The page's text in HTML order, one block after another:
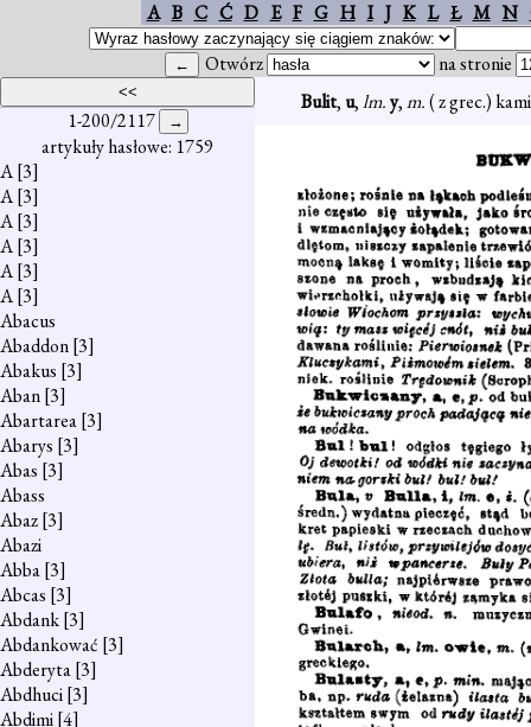
A B C Ć D E F G H I J K L Ł M N
Otwórz na stronie
1-200/2117
artykuły hasłowe: 1759
A[3]
A[3]
A[3]
A[3]
A[3]
A[3]
Abacus
Abaddon[3]
Abakus [3]
Aban[3]
Abartarea[3]
Abarys [3]
Abas [3]
Abass
Abaz[3]
Abazi
Abba[3]
Abcas [3]
Abdank[3]
Abdankować [3]
Abderyta[3]
Abdhuci[3]
Abdimi[4]
Bulit, u,lm.y,m.( z grec.)